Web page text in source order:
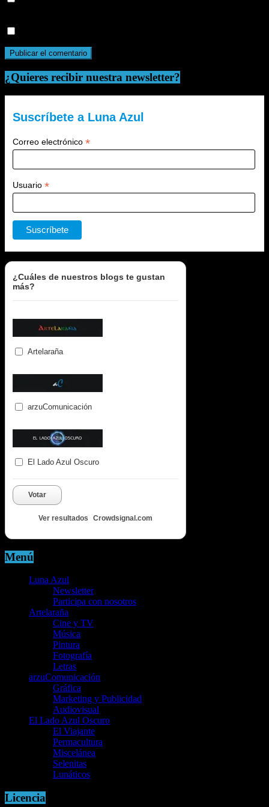
¿Quieres recibir nuestra newsletter?
Suscríbete a Luna Azul
Correo electrónico *
Usuario *
¿Cuáles de nuestros blogs te gustan
más?
Artelaraña
arzuComunicación
El Lado Azul Oscuro
Votar
Ver resultados Crowdsignal.com
Menú
Luna Azul
Newsletter
Participa con nosotros
Artelaraña
Cine y TV
Música
Pintura
Fotografía
Letras
arzuComunicación
Gráfica
Marketing y Publicidad
Audiovisual
El Lado Azul Oscuro
El Viajante
Permacultura
Miscelánea
Selenitas
Lunáticos
Licencia